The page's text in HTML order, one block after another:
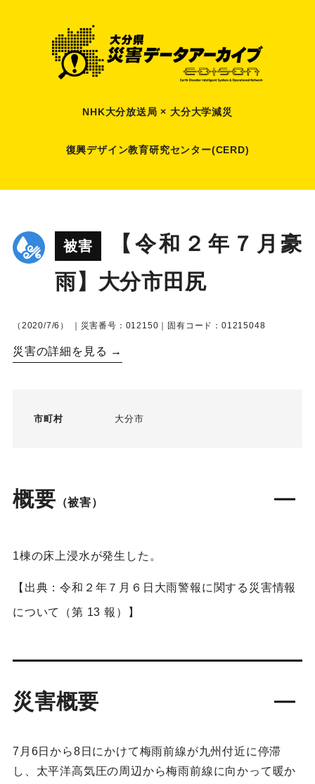
NHK大分放送局 × 大分大学減災
復興デザイン教育研究センター(CERD)
被害
【令和２年７月豪
雨】大分市田尻
（2020/7/6） ｜災害番号：012150｜固有コード：01215048
災害の詳細を見る →
市町村 大分市
概要 （被害）
1棟の床上浸水が発生した。
【出典：令和２年７月６日大雨警報に関する災害情報
について（第 13 報）】
災害概要
7月6日から8日にかけて梅雨前線が九州付近に停滞
し、太平洋高気圧の周辺から梅雨前線に向かって暖か